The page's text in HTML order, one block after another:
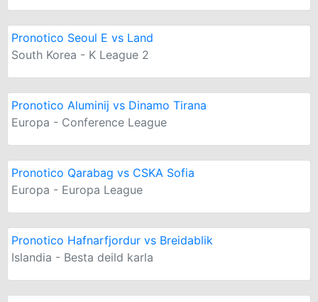
Pronotico Seoul E vs Land
South Korea - K League 2
Pronotico Aluminij vs Dinamo Tirana
Europa - Conference League
Pronotico Qarabag vs CSKA Sofia
Europa - Europa League
Pronotico Hafnarfjordur vs Breidablik
Islandia - Besta deild karla